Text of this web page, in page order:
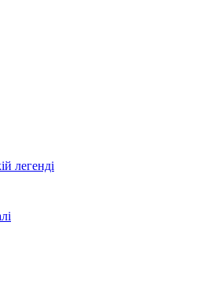
легенді